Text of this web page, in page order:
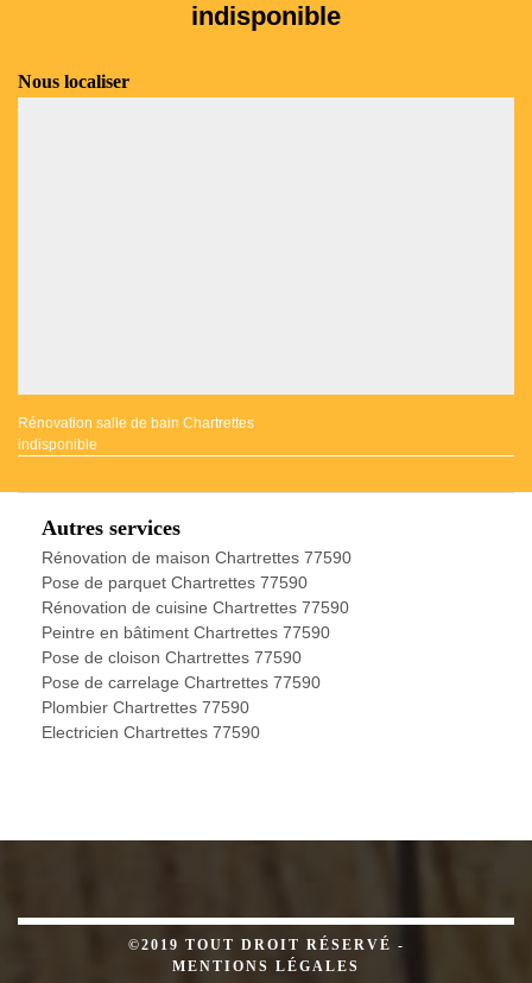
indisponible
Nous localiser
Rénovation salle de bain Chartrettes
indisponible
Autres services
Rénovation de maison Chartrettes 77590
Pose de parquet Chartrettes 77590
Rénovation de cuisine Chartrettes 77590
Peintre en bâtiment Chartrettes 77590
Pose de cloison Chartrettes 77590
Pose de carrelage Chartrettes 77590
Plombier Chartrettes 77590
Electricien Chartrettes 77590
©2019 TOUT DROIT RÉSERVÉ -
MENTIONS LÉGALES